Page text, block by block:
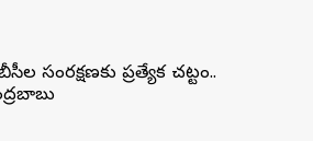
సంరక్షణకు ప్రత్యేక చట్టం..